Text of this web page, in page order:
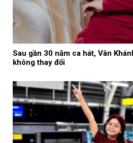
Sau gần 30 năm ca hát, Vân
không thay đổi